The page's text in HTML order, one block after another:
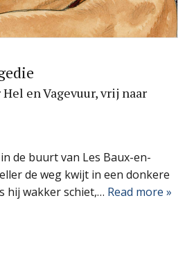
en Vagevuur, vrij naar
de buurt van Les Baux-en-
de weg kwijt in een donkere
hij wakker schiet,… Read more »